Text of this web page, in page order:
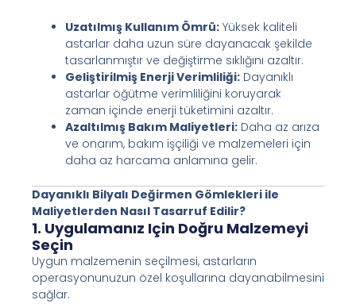
Uzatılmış Kullanım Ömrü:Yüksek kaliteli
astarlar daha uzun süre dayanacak şekilde
tasarlanmıştır ve değiştirme sıklığını azaltır.
Geliştirilmiş Enerji Verimliliği:Dayanıklı
astarlar öğütme verimliliğini koruyarak
zaman içinde enerji tüketimini azaltır.
Azaltılmış Bakım Maliyetleri:Daha az arıza
ve onarım, bakım işçiliği ve malzemeleri için
daha az harcama anlamına gelir.
Dayanıklı Bilyalı Değirmen Gömlekleri ile
Maliyetlerden Nasıl Tasarruf Edilir?
1. Uygulamanız Için Doğru Malzemeyi
Seçin
Uygun malzemenin seçilmesi, astarların
operasyonunuzun özel koşullarına dayanabilmesini
sağlar.